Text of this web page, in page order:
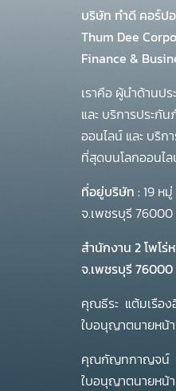
บริษัท ทำดี คอร์ป
Thum Dee
Finance &
เราคือ ผู้นำด้านป
และ บริการประกั
ออนไลน์ และ บริ
ที่สุดบนโลกออนไ
ที่อยู่บริษัท :19 ห
จ.เพชรบุรี 76000
สำนักงาน 2 โพโร่
จ.เพชรบุรี 76000
คุณธีระ แต้มเรือง
ใบอนุญาตนายหน้
คุณกัญทกาญจน์
ใบอนุญาตนายหน้